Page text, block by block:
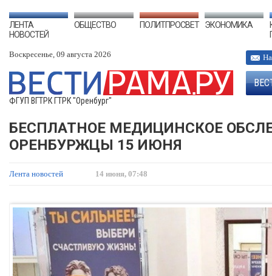
ЛЕНТА
НОВОСТЕЙ
ОБЩЕСТВО ПОЛИТПРОСВЕТ ЭКОНОМИКА
Воскресенье, 09 августа 2026
ФГУП ВГТРК ГТРК "Оренбург"
БЕСПЛАТНОЕ МЕДИЦИНСКОЕ
ОРЕНБУРЖЦЫ 15 ИЮНЯ
Лента новостей 14 июня, 07:48